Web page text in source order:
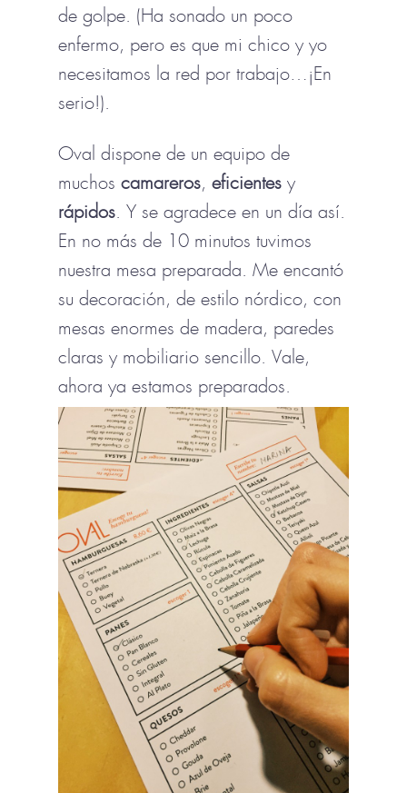
de golpe. (Ha sonado un poco
enfermo, pero es que mi chico y yo
necesitamos la red por trabajo…¡En
serio!).
Oval dispone de un equipo de
muchos camareros, eficientes y
rápidos. Y se agradece en un día así.
En no más de 10 minutos tuvimos
nuestra mesa preparada. Me encantó
su decoración, de estilo nórdico, con
mesas enormes de madera, paredes
claras y mobiliario sencillo. Vale,
ahora ya estamos preparados.